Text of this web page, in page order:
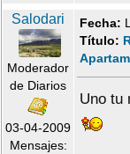
Salodari
Moderador
de Diarios
03-04-2009
Mensajes:
Fecha:
Título:
Uno tu